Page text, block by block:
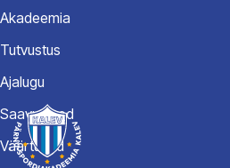
Akadeemia
Tutvustus
Ajalugu
Saavutused
Väärtused